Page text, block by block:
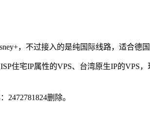
，不过接入的是纯国际线路，适合德
住宅IP属性的VPS、台湾原生IP的VPS
删除。